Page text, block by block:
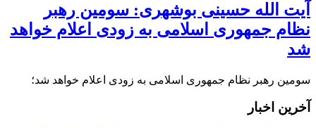
آیت الله حسینی بوشهری: سومین رهبر
نظام جمهوری اسلامی به زودی اعلام خواهد
شد
سومین رهبر نظام جمهوری اسلامی به زودی اعلام خواهد شد؛
آخرین اخبار